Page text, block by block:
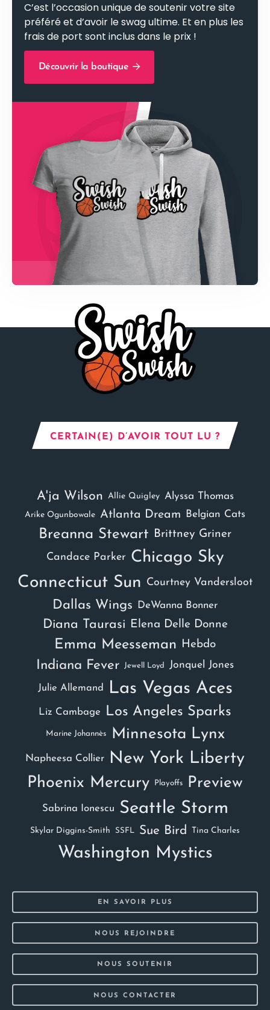
C’est l’occasion unique de soutenir votre site
préféré et d’avoir le swag ultime. Et en plus les
frais de port sont inclus dans le prix !
Découvrir la boutique
CERTAIN(E) D’AVOIR TOUT LU ?
A'ja Wilson Allie Quigley Alyssa Thomas
Arike Ogunbowale Atlanta Dream Belgian Cats
Breanna Stewart Brittney Griner
Candace Parker Chicago Sky
Connecticut Sun
Courtney Vandersloot
Dallas Wings DeWanna Bonner
Diana Taurasi Elena Delle Donne
Emma Meesseman Hebdo
Indiana Fever Jewell Loyd Jonquel Jones
Julie Allemand Las Vegas Aces
Liz Cambage Los Angeles Sparks
Marine Johannès Minnesota Lynx
Napheesa Collier New York Liberty
Phoenix Mercury Playoffs Preview
Sabrina Ionescu Seattle Storm
Skylar Diggins-Smith SSFL Sue Bird Tina Charles
Washington Mystics
EN SAVOIR PLUS
NOUS REJOINDRE
NOUS SOUTENIR
NOUS CONTACTER